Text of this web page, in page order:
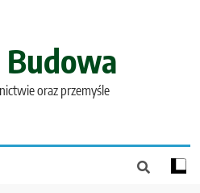
oraz przemyśle